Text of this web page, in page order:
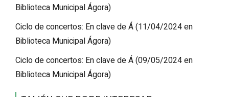
Biblioteca Municipal Ágora)
Ciclo de concertos: En clave de Á(11/04/2024en
Biblioteca Municipal Ágora)
Ciclo de concertos: En clave de Á(09/05/2024en
Biblioteca Municipal Ágora)